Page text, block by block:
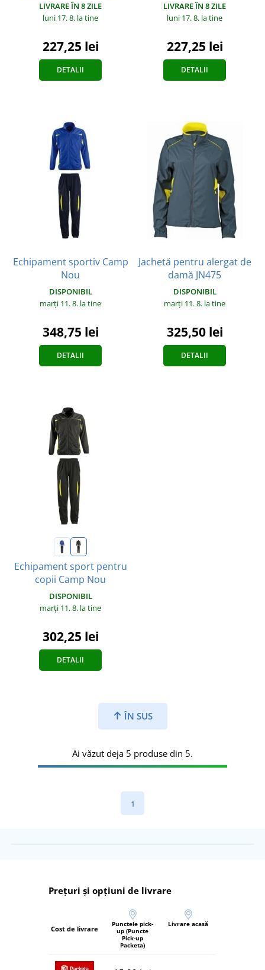
LIVRARE ÎN 8 ZILE
luni 17. 8. la tine
227,25 lei
DETALII
LIVRARE ÎN 8 ZILE
luni 17. 8. la tine
227,25 lei
DETALII
Echipament sportiv Camp
Nou
DISPONIBIL
marți 11. 8. la tine
348,75 lei
DETALII
Jachetă pentru alergat de
damă JN475
DISPONIBIL
marți 11. 8. la tine
325,50 lei
DETALII
Echipament sport pentru
copii Camp Nou
DISPONIBIL
marți 11. 8. la tine
302,25 lei
DETALII
ÎN SUS
Ai văzut deja 5 produse din 5.
1
Prețuri și opțiuni de livrare
Cost de livrare
Punctele pick-
up (Puncte
Pick-up
Packeta)
Livrare acasă